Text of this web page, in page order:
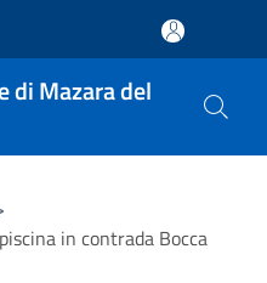
di Mazara del
in contrada Bocca